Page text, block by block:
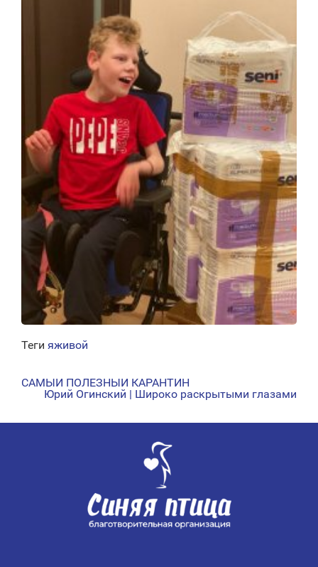
Теги яживой
НАВИГАЦИЯ
САМЫЙ ПОЛЕЗНЫЙ КАРАНТИН
Юрий Огинский | Широко раскрытыми глазами